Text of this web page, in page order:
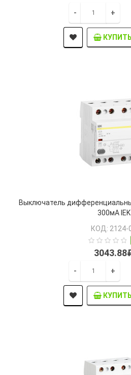
- +
КУПИТЬ
Выключатель
300мА IEK
КОД: 2124-
- +
КУПИТЬ